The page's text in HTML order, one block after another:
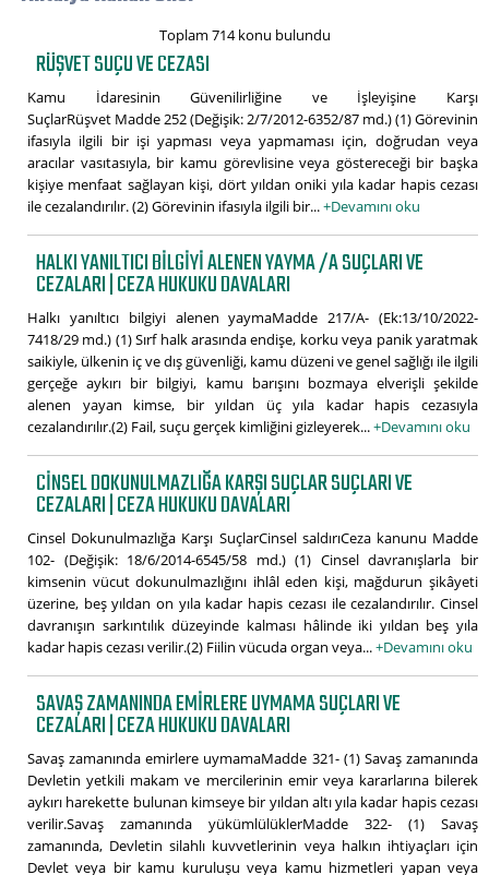
Toplam 714 konu bulundu
RÜŞVET SUÇU VE CEZASI
Kamu İdaresinin Güvenilirliğine ve İşleyişine Karşı
SuçlarRüşvet Madde 252 (Değişik: 2/7/2012-6352/87 md.) (1) Görevinin
ifasıyla ilgili bir işi yapması veya yapmaması için, doğrudan veya
aracılar vasıtasıyla, bir kamu görevlisine veya göstereceği bir başka
kişiye menfaat sağlayan kişi, dört yıldan oniki yıla kadar hapis cezası
ile cezalandırılır. (2) Görevinin ifasıyla ilgili bir...+Devamını oku
HALKI YANILTICI BILGIYI ALENEN YAYMA /A SUÇLARI VE
CEZALARI | CEZA HUKUKU DAVALARI
Halkı yanıltıcı bilgiyi alenen yaymaMadde 217/A- (Ek:13/10/2022-
7418/29 md.) (1) Sırf halk arasında endişe, korku veya panik yaratmak
saikiyle, ülkenin iç ve dış güvenliği, kamu düzeni ve genel sağlığı ile ilgili
gerçeğe aykırı bir bilgiyi, kamu barışını bozmaya elverişli şekilde
alenen yayan kimse, bir yıldan üç yıla kadar hapis cezasıyla
cezalandırılır.(2) Fail, suçu gerçek kimliğini gizleyerek...+Devamını oku
CINSEL DOKUNULMAZLIĞA KARŞI SUÇLAR SUÇLARI VE
CEZALARI | CEZA HUKUKU DAVALARI
Cinsel Dokunulmazlığa Karşı SuçlarCinsel saldırıCeza kanunu Madde
102- (Değişik: 18/6/2014-6545/58 md.) (1) Cinsel davranışlarla bir
kimsenin vücut dokunulmazlığını ihlâl eden kişi, mağdurun şikâyeti
üzerine, beş yıldan on yıla kadar hapis cezası ile cezalandırılır. Cinsel
davranışın sarkıntılık düzeyinde kalması hâlinde iki yıldan beş yıla
kadar hapis cezası verilir.(2) Fiilin vücuda organ veya...+Devamını oku
SAVAŞ ZAMANINDA EMIRLERE UYMAMA SUÇLARI VE
CEZALARI | CEZA HUKUKU DAVALARI
Savaş zamanında emirlere uymamaMadde 321- (1) Savaş zamanında
Devletin yetkili makam ve mercilerinin emir veya kararlarına bilerek
aykırı harekette bulunan kimseye bir yıldan altı yıla kadar hapis cezası
verilir.Savaş zamanında yükümlülüklerMadde 322- (1) Savaş
zamanında, Devletin silahlı kuvvetlerinin veya halkın ihtiyaçları için
Devlet veya bir kamu kuruluşu veya kamu hizmetleri yapan veya